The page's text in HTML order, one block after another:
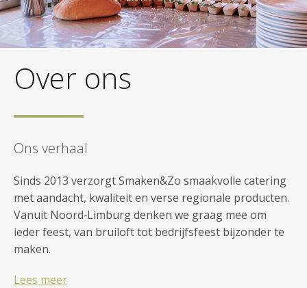
Over ons
Ons verhaal
Sinds 2013 verzorgt Smaken&Zo smaakvolle catering
met aandacht, kwaliteit en verse regionale producten.
Vanuit Noord‑Limburg denken we graag mee om
ieder feest, van bruiloft tot bedrijfsfeest bijzonder te
maken.
Lees meer